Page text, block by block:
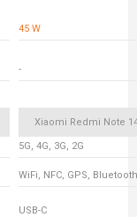
45 W
-
Xiaomi Redmi Note
5G, 4G, 3G, 2G
WiFi, NFC, GPS, Bluetooth
USB-C